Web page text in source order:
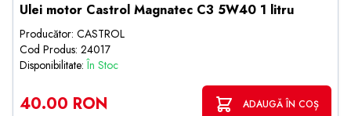
Ulei motor Castrol Magnatec C3 5W40 1 litru
Producător: CASTROL
Cod Produs: 24017
Disponibilitate:În Stoc
40.00 RON ADAUGĂ ÎN COȘ